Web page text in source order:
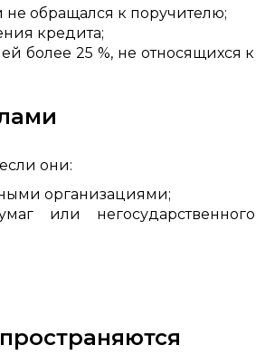
обращался к поручителю;
кредита;
более 25 %, не относящихся к
они:
организациями;
или негосударственного